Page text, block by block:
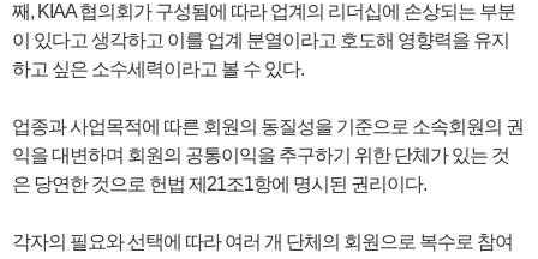
째, KIAA 협의회가 구성됨에 따라 업계의 리더십에 손상되는 부분
이 있다고 생각하고 이를 업계 분열이라고 호도해 영향력을 유지
하고 싶은 소수세력이라고 볼 수 있다.
업종과 사업목적에 따른 회원의 동질성을 기준으로 소속회원의 권
익을 대변하며 회원의 공통이익을 추구하기 위한 단체가 있는 것
은 당연한 것으로 헌법 제21조1항에 명시된 권리이다.
각자의 필요와 선택에 따라 여러 개 단체의 회원으로 복수로 참여